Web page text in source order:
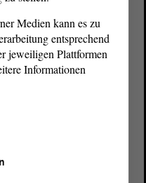
Medien kann es zu
entsprechend
jeweiligen Plattformen
Informationen